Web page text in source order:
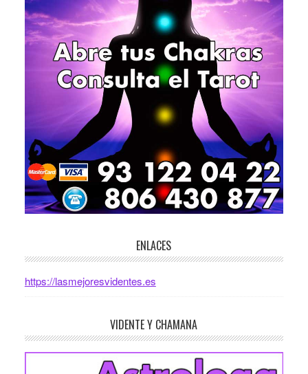
ENLACES
https://lasmejoresvidentes.es
VIDENTE Y CHAMANA